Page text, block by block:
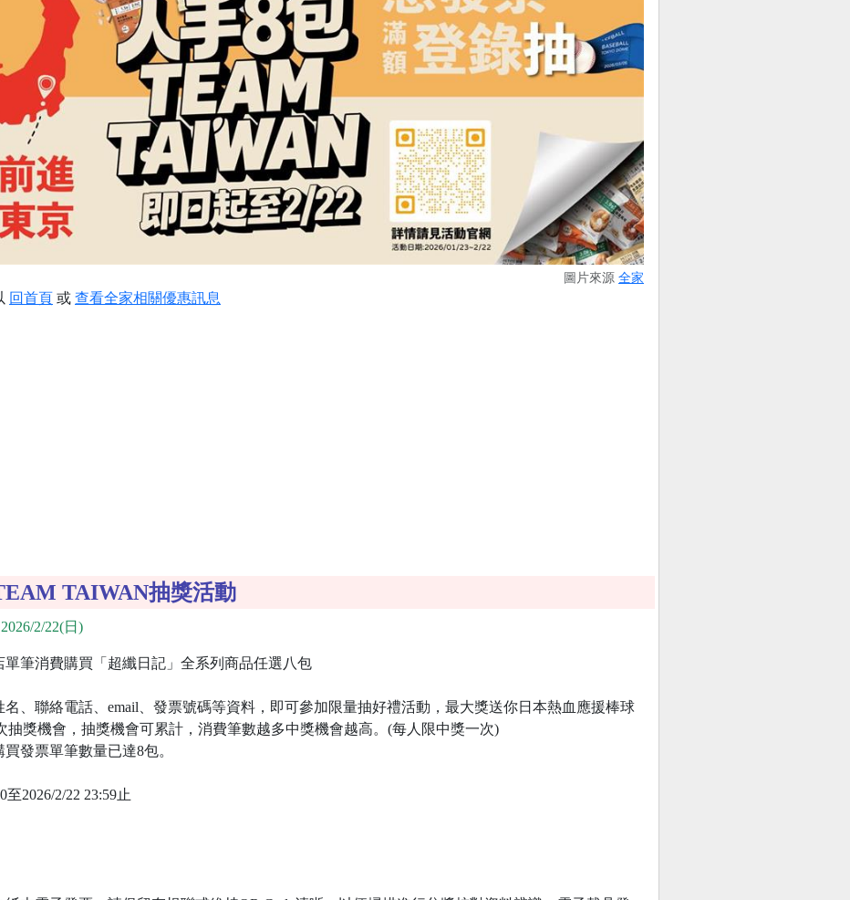
圖片來源 全家
回首頁 或 查看全家相關優惠訊息
TAIWAN抽獎活動
2/22(日)
筆消費購買「超纖日記」全系列商品任選八包
、聯絡電話、email、發票號碼等資料，即可參加限量抽好禮活動，最大獎送你日本熱血應援棒球
抽獎機會，抽獎機會可累計，消費筆數越多中獎機會越高。(每人限中獎一次)
發票單筆數量已達8包。
2026/2/22 23:59止